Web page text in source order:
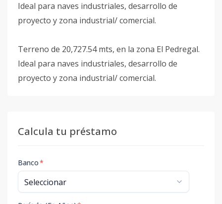
Ideal para naves industriales, desarrollo de
proyecto y zona industrial/ comercial.
Terreno de 20,727.54 mts, en la zona El Pedregal.
Ideal para naves industriales, desarrollo de
proyecto y zona industrial/ comercial.
Calcula tu préstamo
Banco*